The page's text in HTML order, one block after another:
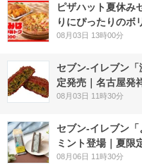
ピザハット夏休み
りにぴったりのボ
08月03日 13時00分
セブン-イレブン
定発売｜名古屋発
08月03日 11時30分
セブン‐イレブン
ミント登場｜夏限
08月06日 11時30分